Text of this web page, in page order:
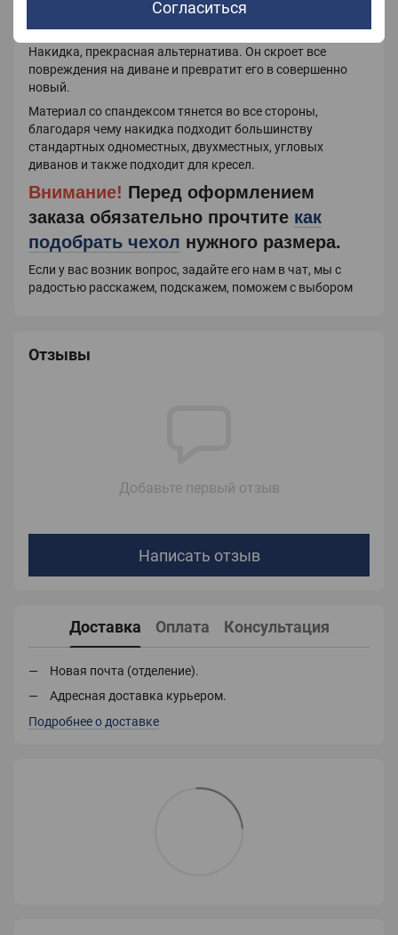
Согласиться
моду, и многие хозяйки обновляют дизайн своих комнат с
минимумом затрат.
Накидка, прекрасная альтернатива. Он скроет все
повреждения на диване и превратит его в совершенно
новый.
Материал со спандексом тянется во все стороны,
благодаря чему накидка подходит большинству
стандартных одноместных, двухместных, угловых
диванов и также подходит для кресел.
Внимание! Перед оформлением
заказа обязательно прочтите как
подобрать чехол нужного размера.
Если у вас возник вопрос, задайте его нам в чат, мы с
радостью расскажем, подскажем, поможем с выбором
Отзывы
Добавьте первый отзыв
Написать отзыв
Доставка Оплата Консультация
Новая почта (отделение).
Адресная доставка курьером.
Подробнее о доставке